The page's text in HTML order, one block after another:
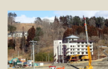
電話に